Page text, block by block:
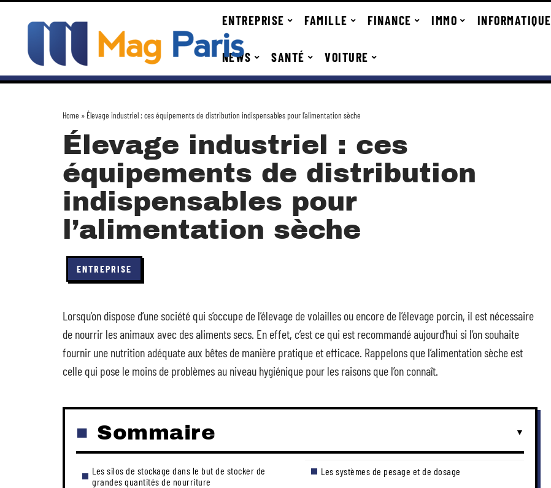
ENTREPRISE FAMILLE FINANCE IMMO INFORMATIQUE
NEWS SANTÉ VOITURE
Home » Élevage industriel : ces équipements de distribution indispensables pour l’alimentation sèche
Élevage industriel : ces
équipements de distribution
indispensables pour
l’alimentation sèche
ENTREPRISE
Lorsqu’on dispose d’une société qui s’occupe de l’élevage de volailles ou encore de l’élevage porcin, il est nécessaire
de nourrir les animaux avec des aliments secs. En effet, c’est ce qui est recommandé aujourd’hui si l’on souhaite
fournir une nutrition adéquate aux bêtes de manière pratique et efficace. Rappelons que l’alimentation sèche est
celle qui pose le moins de problèmes au niveau hygiénique pour les raisons que l’on connaît.
Sommaire
Les silos de stockage dans le but de stocker de
grandes quantités de nourriture
Les systèmes de pesage et de dosage